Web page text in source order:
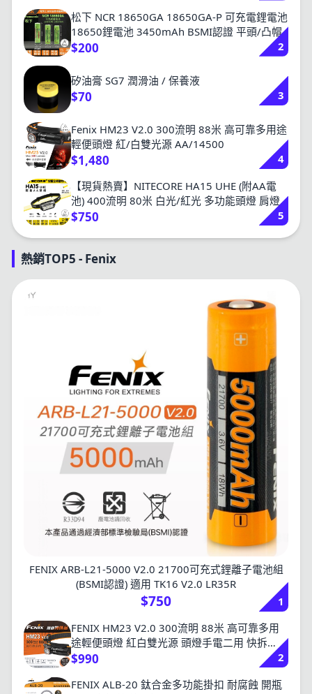
松下 NCR 18650GA 18650GA-P 可充電鋰電池
18650鋰電池 3450mAh BSMI認證 平頭/凸帽
$200 2
矽油膏 SG7 潤滑油 / 保養液
$70 3
Fenix HM23 V2.0 300流明 88米 高可靠多用途
輕便頭燈 紅/白雙光源 AA/14500
$1,480
4
【現貨熱賣】NITECORE HA15 UHE (附AA電
池) 400流明 80米 白光/紅光 多功能頭燈 肩燈
夾燈 越野跑 AA 14500
$750 5
熱銷TOP5 - Fenix
FENIX ARB-L21-5000 V2.0 21700可充式鋰離子電池組
(BSMI認證) 適用 TK16 V2.0 LR35R
$750
1
FENIX HM23 V2.0 300流明 88米 高可靠多用
途輕便頭燈 紅白雙光源 頭燈手電二用 快拆
AA/14500
$990
2
FENIX ALB-20 鈦合金多功能掛扣 耐腐蝕 開瓶